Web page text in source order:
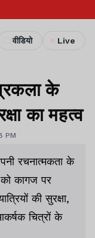
वीडियो Live
के
का महत्व
PM
रचनात्मकता के
को कागज पर
की सुरक्षा,
चित्रों के